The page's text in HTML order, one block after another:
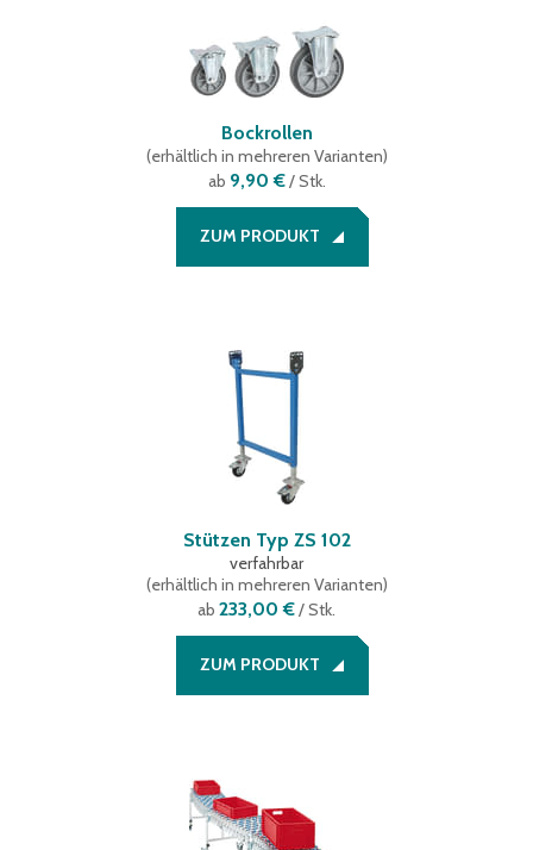
Bockrollen
(erhältlich in mehreren Varianten)
ab 9,90 €/ Stk.
ZUM PRODUKT
Stützen Typ ZS 102
verfahrbar
(erhältlich in mehreren Varianten)
ab 233,00 €/ Stk.
ZUM PRODUKT